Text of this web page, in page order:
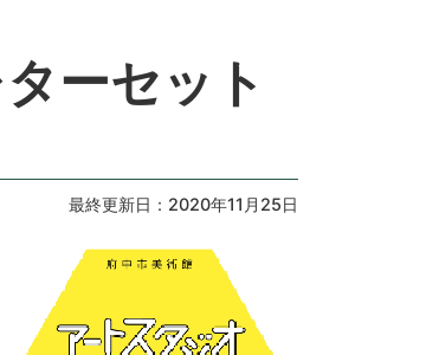
ーセット
最終更新日：2020年11月25日